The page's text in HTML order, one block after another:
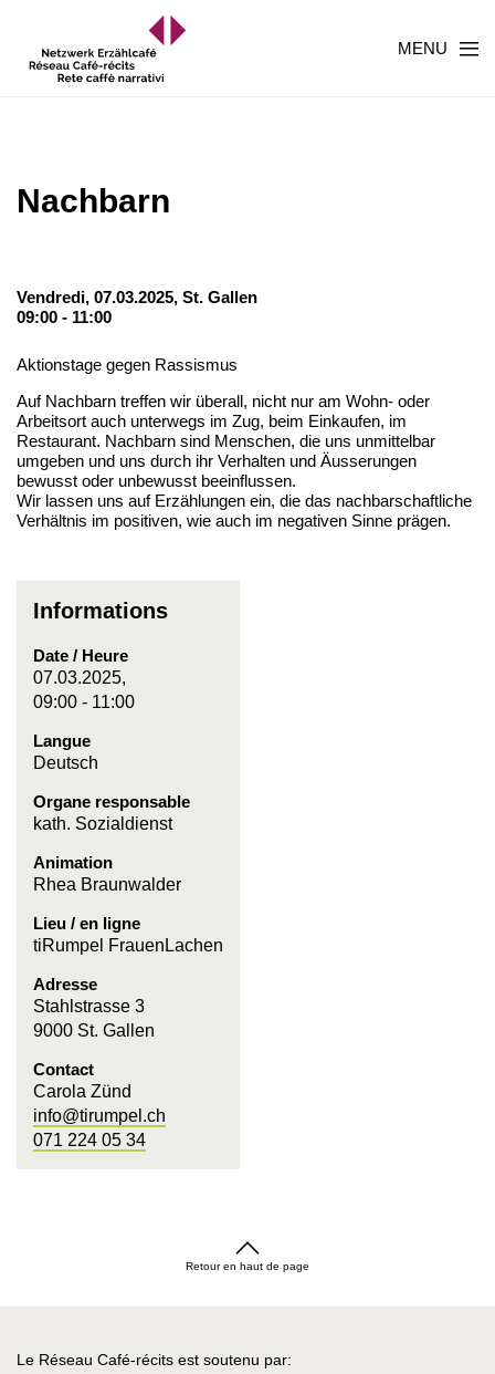
MENU
Nachbarn
Vendredi, 07.03.2025, St. Gallen
09:00 - 11:00
Aktionstage gegen Rassismus
Auf Nachbarn treffen wir überall, nicht nur am Wohn- oder
Arbeitsort auch unterwegs im Zug, beim Einkaufen, im
Restaurant. Nachbarn sind Menschen, die uns unmittelbar
umgeben und uns durch ihr Verhalten und Äusserungen
bewusst oder unbewusst beeinflussen.
Wir lassen uns auf Erzählungen ein, die das nachbarschaftliche
Verhältnis im positiven, wie auch im negativen Sinne prägen.
Informations
Date / Heure
07.03.2025,
09:00 - 11:00
Langue
Deutsch
Organe responsable
kath. Sozialdienst
Animation
Rhea Braunwalder
Lieu / en ligne
tiRumpel FrauenLachen
Adresse
Stahlstrasse 3
9000 St. Gallen
Contact
Carola Zünd
info@tirumpel.ch
071 224 05 34
Retour en haut de page
Le Réseau Café-récits est soutenu par: